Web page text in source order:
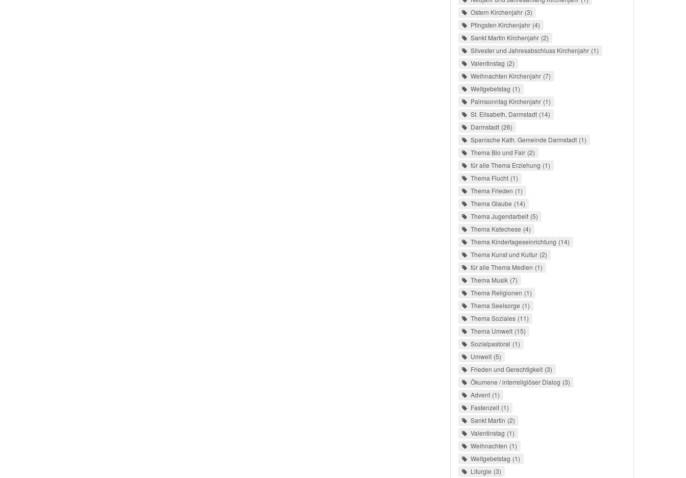
Ostern Kirchenjahr 3
Pfingsten Kirchenjahr 4
Sankt Martin Kirchenjahr 2
Silvester und Jahresabschluss Kirchenjahr 1
Valentinstag 2
Weihnachten Kirchenjahr 7
Weltgebetstag 1
Palmsonntag Kirchenjahr 1
St. Elisabeth, Darmstadt 14
Darmstadt 26
Spanische Kath. Gemeinde Darmstadt 1
Thema Bio und Fair 2
für alle Thema Erziehung 1
Thema Flucht 1
Thema Frieden 1
Thema Glaube 14
Thema Jugendarbeit 5
Thema Katechese 4
Thema Kindertageseinrichtung 14
Thema Kunst und Kultur 2
für alle Thema Medien 1
Thema Musik 7
Thema Religionen 1
Thema Seelsorge 1
Thema Soziales 11
Thema Umwelt 15
Sozialpastoral 1
Umwelt 5
Frieden und Gerechtigkeit 3
Ökumene / interreligiöser Dialog 3
Advent 1
Fastenzeit 1
Sankt Martin 2
Valentinstag 1
Weihnachten 1
Weltgebetstag 1
Liturgie 3